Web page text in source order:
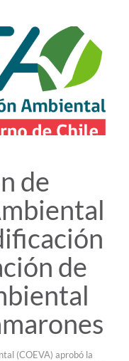
de
de
(COEVA) aprobó la